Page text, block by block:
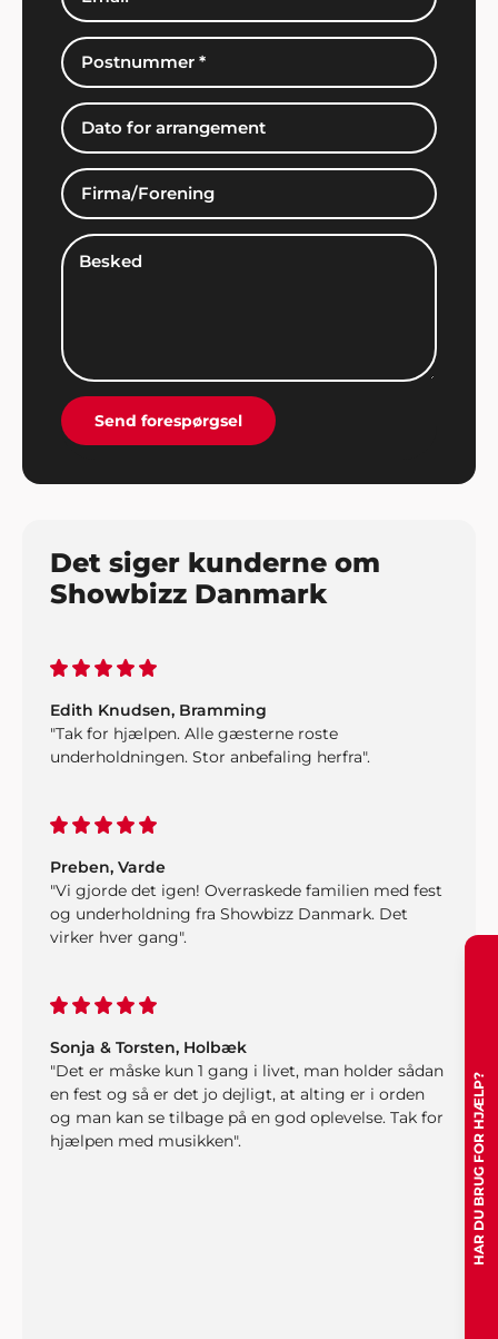
Send forespørgsel
Det siger kunderne om
Showbizz Danmark
"Vi valgte Showbizz Danmark som leverandør til
vores årlige fest. Stor tak for god service".
Jan Rasmussen, Roskilde
"Vi er super tilfredse med den helt igennem
fantastiske service. Tak for hjælpen med
underholdningen til vores fest".
Edith Knudsen, Bramming
"Tak for hjælpen. Alle gæsterne roste
underholdningen. Stor anbefaling herfra".
Preben, Varde
"Vi gjorde det igen! Overraskede familien med fest
og underholdning fra Showbizz Danmark. Det
virker hver gang".
Sonja & Torsten, Holbæk
"Det er måske kun 1 gang i livet, man holder sådan
en fest og så er det jo dejligt, at alting er i orden
og man kan se tilbage på en god oplevelse. Tak for
hjælpen med musikken".
HAR DU BRUG FOR HJÆLP?